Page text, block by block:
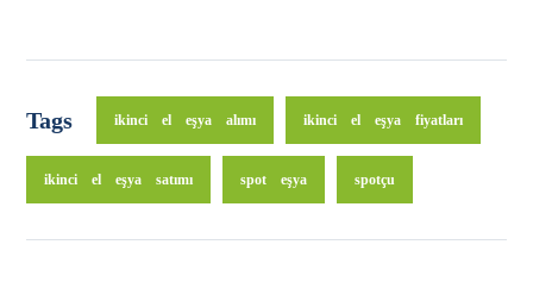
Tags ikinci el eşya alımı ikinci el eşya fiyatları
ikinci el eşya satımı spot eşya spotçu